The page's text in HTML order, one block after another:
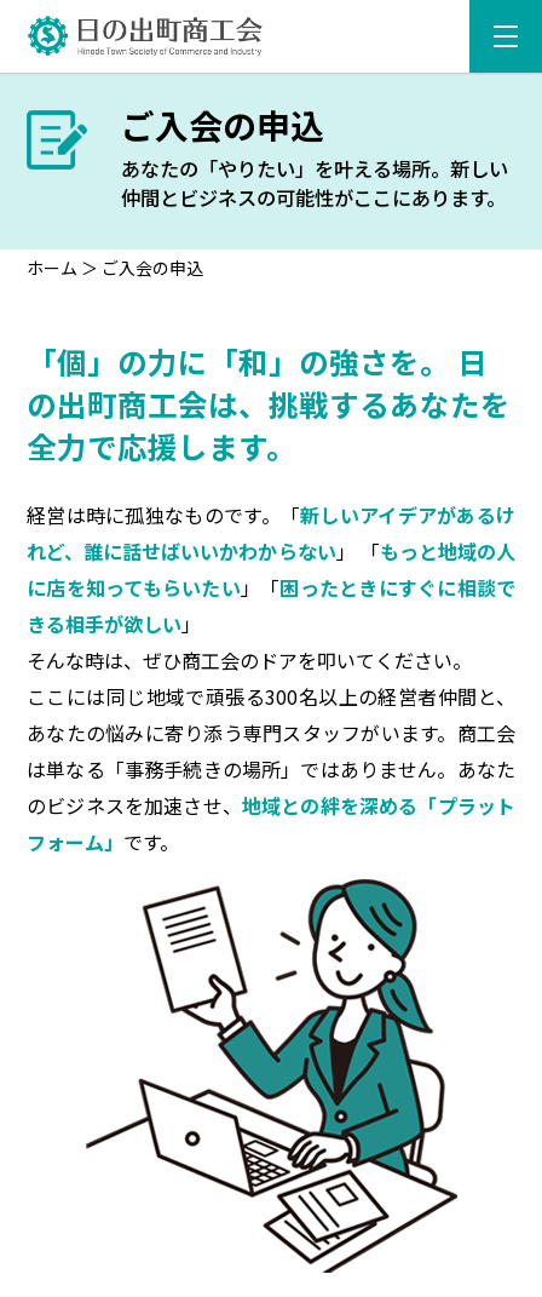
ご入会の申込
あなたの「やりたい」を叶える場所。新しい
仲間とビジネスの可能性がここにあります。
ホーム ＞ ご入会の申込
「個」の力に「和」の強さを。 日
の出町商工会は、挑戦するあなたを
全力で応援します。
経営は時に孤独なものです。「新しいアイデアがあるけ
れど、誰に話せばいいかわからない」 「もっと地域の人
に店を知ってもらいたい」「困ったときにすぐに相談で
きる相手が欲しい」
そんな時は、ぜひ商工会のドアを叩いてください。
ここには同じ地域で頑張る300名以上の経営者仲間と、
あなたの悩みに寄り添う専門スタッフがいます。商工会
は単なる「事務手続きの場所」ではありません。あなた
のビジネスを加速させ、 地域との絆を深める「プラット
フォーム」 です。